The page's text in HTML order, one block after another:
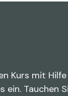
Kurs mit
ein. Tauchen